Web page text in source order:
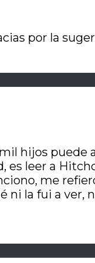
por la
hijos
es leer a
me
la fui a